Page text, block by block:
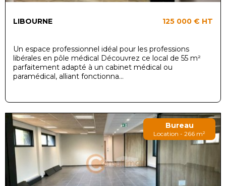
LIBOURNE 125 000 € HT
Un espace professionnel idéal pour les professions
libérales en pôle médical Découvrez ce local de 55 m²
parfaitement adapté à un cabinet médical ou
paramédical, alliant fonctionna...
Bureau
Location - 266 m²